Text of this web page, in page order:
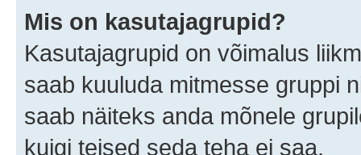
Mis on kasutajagrupid?
Kasutajagrupid on võimalus
saab kuuluda mitmesse gruppi
saab näiteks anda mõnele
kuigi teised seda teha ei saa.